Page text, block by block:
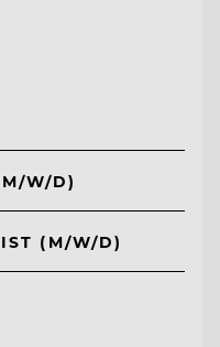
W/D)
(M/W/D)